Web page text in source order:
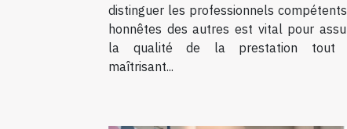
distinguer les professionnels
honnêtes des autres est vital pour
la qualité de la prestation tout
maîtrisant...